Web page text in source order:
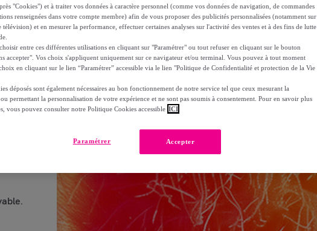
"Cookies") et à traiter vos données à caractère personnel (comme vos données de navigation, de commandes
renseignées dans votre compte membre) afin de vous proposer des publicités personnalisées (notamment sur
télévision) et en mesurer la performance, effectuer certaines analyses sur l'activité des ventes et à des fins de lutte
entre ces différentes utilisations en cliquant sur "Paramétrer" ou tout refuser en cliquant sur le bouton
accepter". Vos choix s'appliquent uniquement sur ce navigateur et/ou terminal. Vous pouvez à tout moment
en cliquant sur le lien “Paramétrer” accessible via le lien "Politique de Confidentialité et protection de la Vie
déposés sont également nécessaires au bon fonctionnement de notre service tel que ceux mesurant la
permettant la personnalisation de votre expérience et ne sont pas soumis à consentement. Pour en savoir plus
vous pouvez consulter notre Politique Cookies accessible ICI
Accepter
Paramétrer